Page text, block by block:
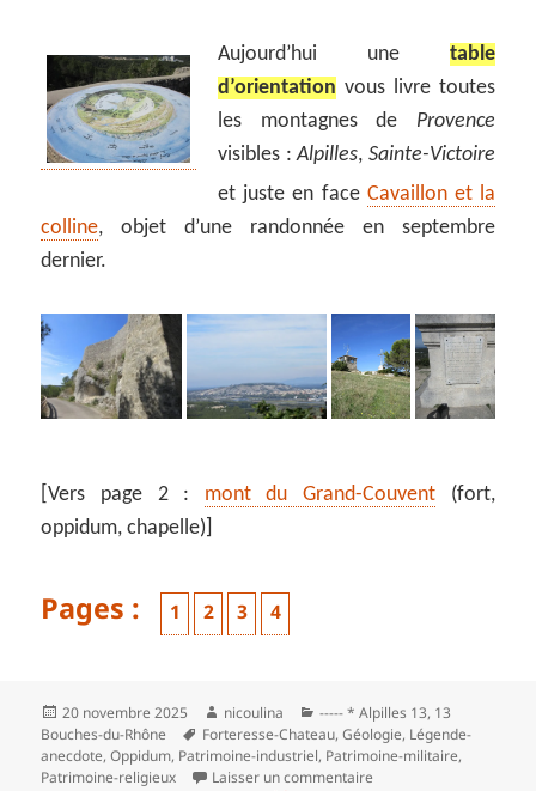
Aujourd’hui une table
d’orientation vous livre toutes
les montagnes de Provence
visibles :Alpilles, Sainte-Victoire
et juste en face Cavaillon et la
colline, objet d’une randonnée en septembre
dernier.
[Vers page 2 : mont du Grand-Couvent(fort,
oppidum, chapelle)]
Pages : Page
1 Page
2 Page
3 Page
4
Publié
le
20 novembre 2025 Auteur
nicoulina Catégories
----- * Alpilles 13, 13
Bouches-du-Rhône
Mots-
clés
Forteresse-Chateau,Géologie, Légende-
anecdote,Oppidum, Patrimoine-industriel, Patrimoine-militaire,
Patrimoine-religieux
Laisser un commentaire